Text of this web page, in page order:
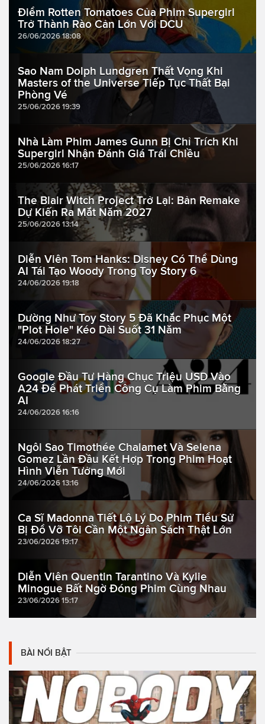
Điểm Rotten Tomatoes Của Phim Supergirl
Trở Thành Rào Cản Lớn Với DCU
26/06/2026 18:08
Sao Nam Dolph Lundgren Thất Vọng Khi
Masters of the Universe Tiếp Tục Thất Bại
Phòng Vé
25/06/2026 19:39
Nhà Làm Phim James Gunn Bị Chỉ Trích Khi
Supergirl Nhận Đánh Giá Trái Chiều
25/06/2026 16:17
The Blair Witch Project Trở Lại: Bản Remake
Dự Kiến Ra Mắt Năm 2027
25/06/2026 13:14
Diễn Viên Tom Hanks: Disney Có Thể Dùng
AI Tái Tạo Woody Trong Toy Story 6
24/06/2026 19:18
Dường Như Toy Story 5 Đã Khắc Phục Một
"Plot Hole" Kéo Dài Suốt 31 Năm
24/06/2026 18:27
Google Đầu Tư Hàng Chục Triệu USD Vào
A24 Để Phát Triển Công Cụ Làm Phim Bằng
AI
24/06/2026 16:16
Ngôi Sao Timothée Chalamet Và Selena
Gomez Lần Đầu Kết Hợp Trong Phim Hoạt
Hình Viễn Tưởng Mới
24/06/2026 13:16
Ca Sĩ Madonna Tiết Lộ Lý Do Phim Tiểu Sử
Bị Đổ Vỡ Tôi Cần Một Ngân Sách Thật Lớn
23/06/2026 19:17
Diễn Viên Quentin Tarantino Và Kylie
Minogue Bất Ngờ Đóng Phim Cùng Nhau
23/06/2026 15:17
BÀI NỔI BẬT